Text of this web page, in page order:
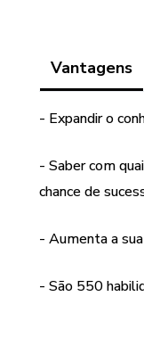
Vantagens
- Expandir o
- Saber com
chance de
- Aumenta a
- São 550